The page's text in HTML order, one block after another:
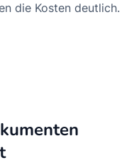
die Kosten deutlich.